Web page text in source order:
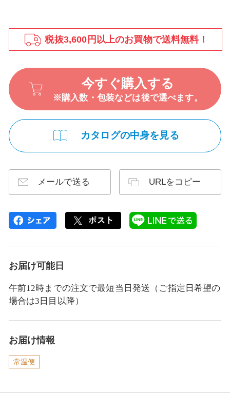
税抜3,600円以上のお買物で送料無料！
今すぐ購入する
※購入数・包装などは後で選べます。
カタログの中身を見る
メールで送る URLをコピー
お届け可能日
午前12時までの注文で最短当日発送（ご指定日希望の
場合は3日目以降）
お届け情報
常温便